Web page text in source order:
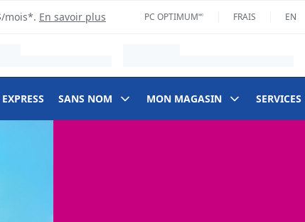
mois*. En savoir plus PC OPTIMUM🅪 FRAIS EN
SANS NOM MON MAGASIN SERVICES